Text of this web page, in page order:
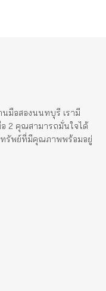
มือสองนนทบุรี เรามี
2 คุณสามารถมั่นใจได้
รัพย์ที่มีคุณภาพพร้อมอยู่